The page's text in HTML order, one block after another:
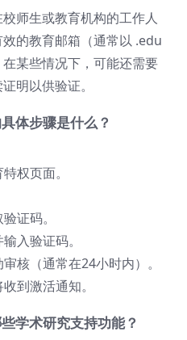
师生或教育机构的工作人
的教育邮箱（通常以 .edu
某些情况下，可能还需要
明以供验证。
体步骤是什么？
权页面。
证码。
入验证码。
核（通常在24小时内）。
到激活通知。
学术研究支持功能？